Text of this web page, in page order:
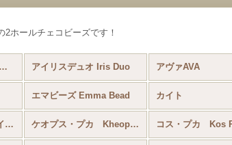
ホールチェコビーズです！
チェコビーズ ２つ穴以上 Czech bead 2-Hole or more (全商品) アイリスデュオ Iris Duo アヴァAVA
エマビーズ Emma Bead カイト
クレセント（チェコメイト） Crescent CzechMates® ケオプス・プカ Kheops® Par Puca®